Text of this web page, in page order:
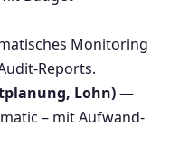
Monitoring
Reports.
Lohn)—
– mit Aufwand-